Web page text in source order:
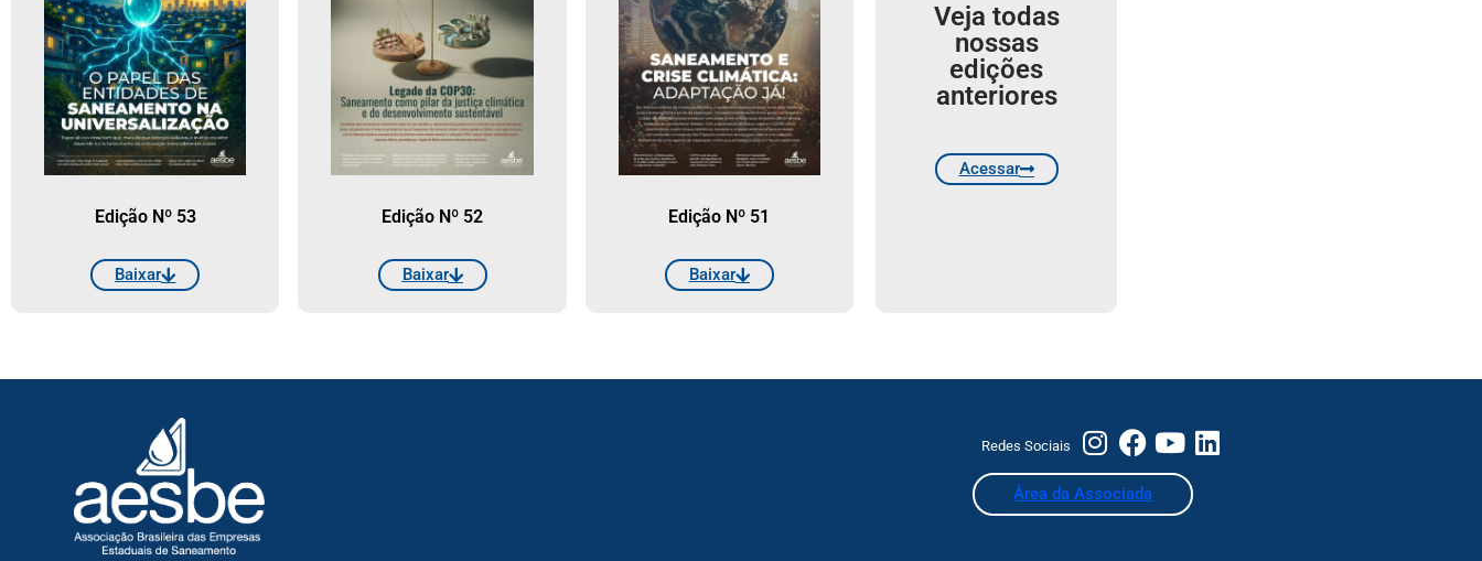
Edição Nº 53
Baixar
Edição Nº 52
Baixar
Edição Nº 51
Baixar
Veja todas
nossas
edições
anteriores
Acessar
Redes Sociais
Área da Associada